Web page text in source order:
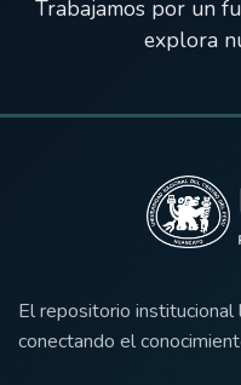
Trabajamos por un
explora
El repositorio institucional
conectando el